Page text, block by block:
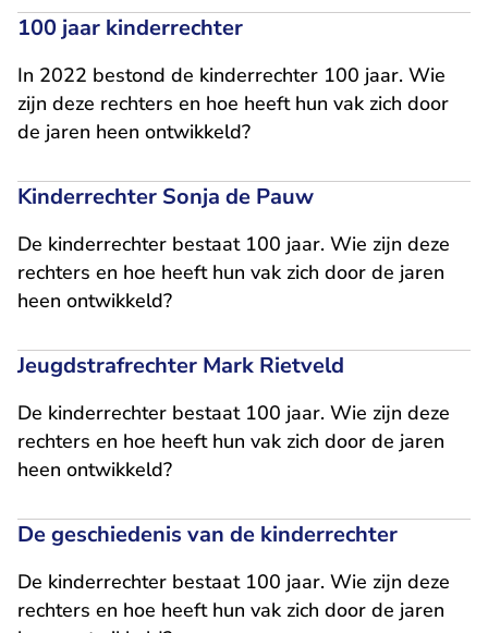
100 jaar kinderrechter
In 2022 bestond de kinderrechter 100 jaar. Wie
zijn deze rechters en hoe heeft hun vak zich door
de jaren heen ontwikkeld?
Kinderrechter Sonja de Pauw
De kinderrechter bestaat 100 jaar. Wie zijn deze
rechters en hoe heeft hun vak zich door de jaren
heen ontwikkeld?
Jeugdstrafrechter Mark Rietveld
De kinderrechter bestaat 100 jaar. Wie zijn deze
rechters en hoe heeft hun vak zich door de jaren
heen ontwikkeld?
De geschiedenis van de kinderrechter
De kinderrechter bestaat 100 jaar. Wie zijn deze
rechters en hoe heeft hun vak zich door de jaren